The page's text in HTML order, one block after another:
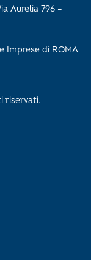
Aurelia 796 –
Imprese di ROMA
riservati.